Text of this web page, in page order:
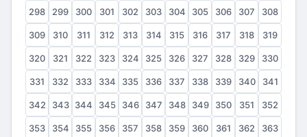
298 299 300 301 302 303 304 305 306 307 308
309 310 311 312 313 314 315 316 317 318 319
320 321 322 323 324 325 326 327 328 329 330
331 332 333 334 335 336 337 338 339 340 341
342 343 344 345 346 347 348 349 350 351 352
353 354 355 356 357 358 359 360 361 362 363